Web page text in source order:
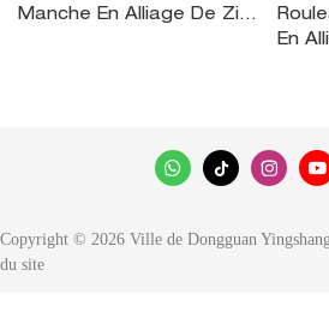
Manche En Alliage De Zinc
En
Copyright © 2026 Ville de Dongguan
du site